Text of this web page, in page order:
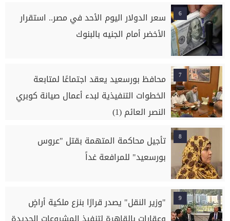
6
سعر الدولار اليوم الأحد في مصر.. استقرار
الأخضر أمام الجنيه بالبنوك
7
محافظ بورسعيد يعقد اجتماعًا لمتابعة
الخطوات التنفيذية لبدء أعمال صيانة كوبري
النصر العائم (1)
8
تأجيل محاكمة المتهمة بقتل "عروس
بورسعيد" للمرافعة غداً
9
"وزير النقل" يصدر قرارًا بنزع ملكية أراضٍ